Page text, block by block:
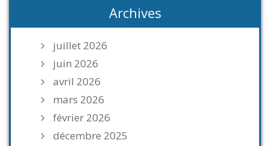
Archives
juillet 2026
juin 2026
avril 2026
mars 2026
février 2026
décembre 2025